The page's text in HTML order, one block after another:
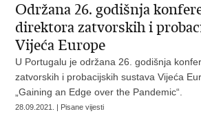
Održana 26. godišnja
direktora zatvorskih i
Vijeća Europe
U Portugalu je održana 26. godišnja
zatvorskih i probacijskih sustava Vijeća
„Gaining an Edge over the Pandemic“.
28.09.2021. | Pisane vijesti